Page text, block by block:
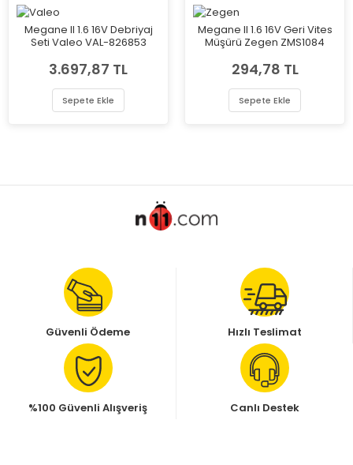
Megane II 1.6 16V Debriyaj
Seti Valeo VAL-826853
3.697,87 TL
Sepete Ekle
Megane II 1.6 16V Geri Vites
Müşürü Zegen ZMS1084
294,78 TL
Sepete Ekle
Güvenli Ödeme Hızlı Teslimat
%100 Güvenli Alışveriş Canlı Destek